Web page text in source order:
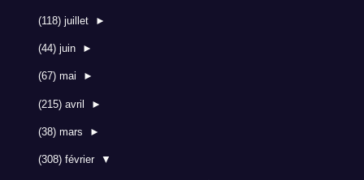
►
juillet
(118)
►
juin
(44)
►
mai
(67)
►
avril
(215)
►
mars
(38)
▼
février
(308)